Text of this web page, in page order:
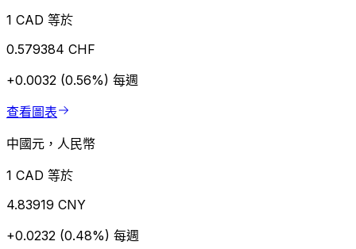
1 CAD 等於
0.579384 CHF
+0.0032 (0.56%) 每週
查看圖表
中國元，人民幣
1 CAD 等於
4.83919 CNY
+0.0232 (0.48%) 每週